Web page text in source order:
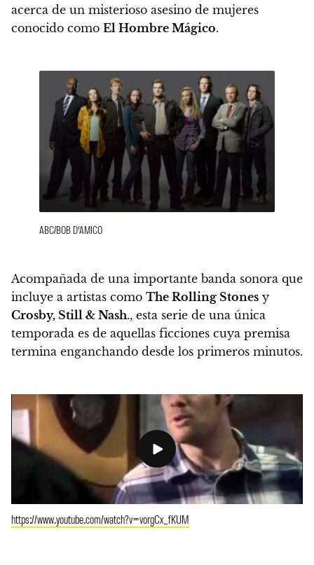
acerca de un misterioso asesino de mujeres
conocido como El Hombre Mágico.
ABC/BOB D’AMICO
Acompañada de una importante banda sonora que
incluye a artistas como The Rolling Stones y
Crosby, Still & Nash., esta serie de una única
temporada es de aquellas ficciones cuya premisa
termina enganchando desde los primeros minutos.
https://www.youtube.com/watch?v=vorgCx_fKUM